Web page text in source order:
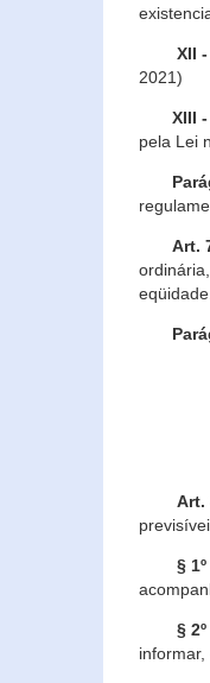
XII -
2021)
XIII -
pela Lei
Art.
eqüidade.
Art.
§ 1º
§ 2º